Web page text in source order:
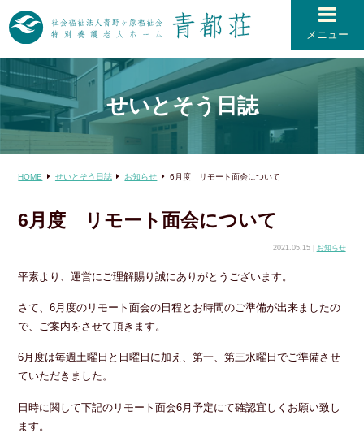
メニュー
せいとそう日誌
HOME せいとそう日誌 お知らせ 6月度 リモート面会について
6月度 リモート面会について
2021.05.15 | お知らせ
平素より、運営にご理解賜り誠にありがとうございます。
さて、6月度のリモート面会の日程とお時間のご準備が出来ましたの
で、ご案内をさせて頂きます。
6月度は毎週土曜日と日曜日に加え、第一、第三水曜日でご準備させ
ていただきました。
日時に関して下記のリモート面会6月予定にて確認宜しくお願い致し
ます。